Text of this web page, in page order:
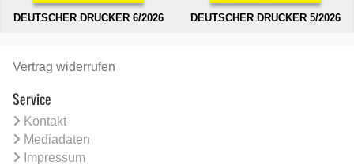
DEUTSCHER DRUCKER 6/2026 DEUTSCHER DRUCKER 5/2026
Vertrag widerrufen
Service
Kontakt
Mediadaten
Impressum